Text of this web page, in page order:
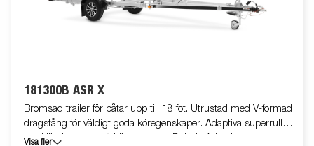
181300B ASR X
Bromsad trailer för båtar upp till 18 fot. Utrustad med V-formad
dragstång för väldigt goda köregenskaper. Adaptiva superrullar
med låg inverkan på båtens skrov. Dubbla Adaptiva vaggor som
Visa fler